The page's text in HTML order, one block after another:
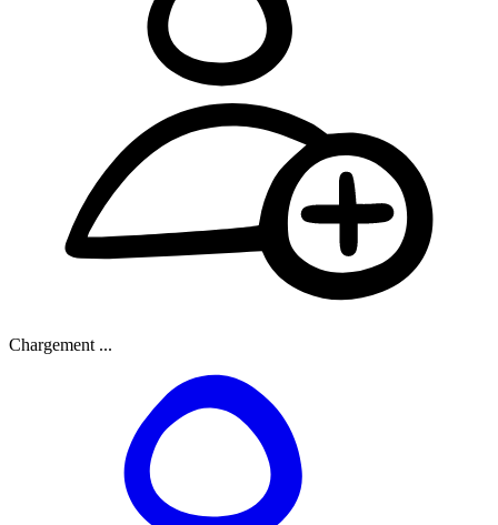
Chargement ...